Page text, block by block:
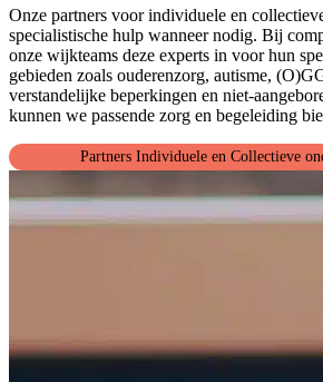
Onze partners voor individuele en
specialistische hulp wanneer nodig. Bij
onze wijkteams deze experts in voor hun
gebieden zoals ouderenzorg, autisme,
verstandelijke beperkingen en niet-
kunnen we passende zorg en begeleiding
Partners Individuele en Collectieve